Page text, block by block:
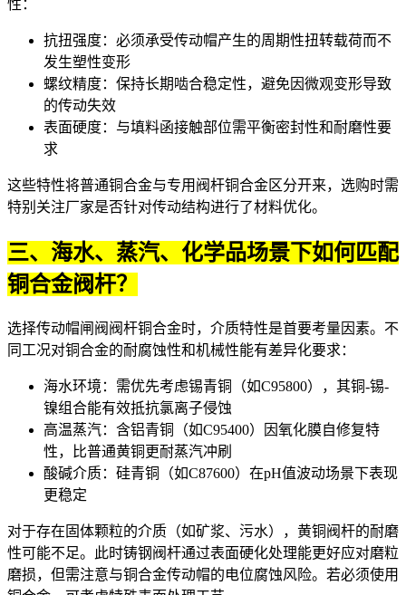
性：
抗扭强度：必须承受传动帽产生的周期性扭转载荷而不
发生塑性变形
螺纹精度：保持长期啮合稳定性，避免因微观变形导致
的传动失效
表面硬度：与填料函接触部位需平衡密封性和耐磨性要
求
这些特性将普通铜合金与专用阀杆铜合金区分开来，选购时需
特别关注厂家是否针对传动结构进行了材料优化。
三、海水、蒸汽、化学品场景下如何匹配
铜合金阀杆？
选择传动帽闸阀阀杆铜合金时，介质特性是首要考量因素。不
同工况对铜合金的耐腐蚀性和机械性能有差异化要求：
海水环境：需优先考虑锡青铜（如C95800），其铜-锡-
镍组合能有效抵抗氯离子侵蚀
高温蒸汽：含铝青铜（如C95400）因氧化膜自修复特
性，比普通黄铜更耐蒸汽冲刷
酸碱介质：硅青铜（如C87600）在pH值波动场景下表现
更稳定
对于存在固体颗粒的介质（如矿浆、污水），黄铜阀杆的耐磨
性可能不足。此时铸钢阀杆通过表面硬化处理能更好应对磨粒
磨损，但需注意与铜合金传动帽的电位腐蚀风险。若必须使用